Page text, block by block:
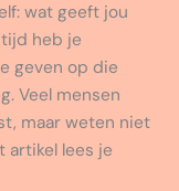
wat geeft jou
heb je
geven op die
Veel mensen
maar weten niet
artikel lees je